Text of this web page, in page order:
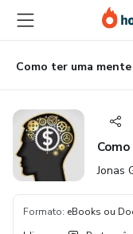
para
conteúdo
principal
para
pagamento
para
rodapé
Jonas
Formato: eBooks ou